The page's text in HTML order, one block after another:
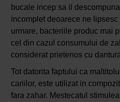
bucale incep sa il
incomplet deoarece ne
urmare, bacteriile produc mai
cel din cazul consumului de
considerat prietenos cu
Tot datorita faptului ca
cariilor, este utilizat in
fara zahar. Mestecatul